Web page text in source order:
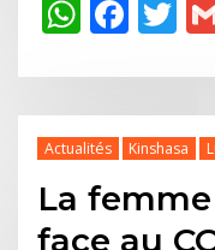
Actualités Kinshasa
La
face au